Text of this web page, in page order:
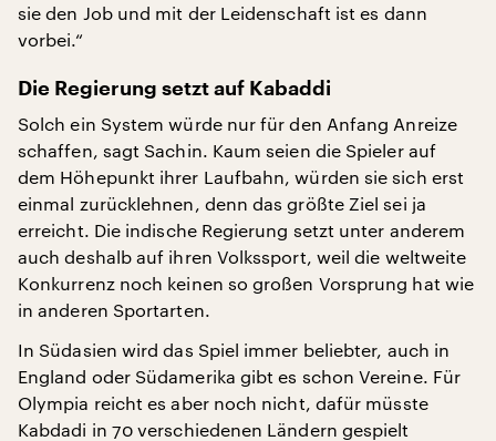
sie den Job und mit der Leidenschaft ist es dann
vorbei.“
Die Regierung setzt auf Kabaddi
Solch ein System würde nur für den Anfang Anreize
schaffen, sagt Sachin. Kaum seien die Spieler auf
dem Höhepunkt ihrer Laufbahn, würden sie sich erst
einmal zurücklehnen, denn das größte Ziel sei ja
erreicht. Die indische Regierung setzt unter anderem
auch deshalb auf ihren Volkssport, weil die weltweite
Konkurrenz noch keinen so großen Vorsprung hat wie
in anderen Sportarten.
In Südasien wird das Spiel immer beliebter, auch in
England oder Südamerika gibt es schon Vereine. Für
Olympia reicht es aber noch nicht, dafür müsste
Kabdadi in 70 verschiedenen Ländern gespielt